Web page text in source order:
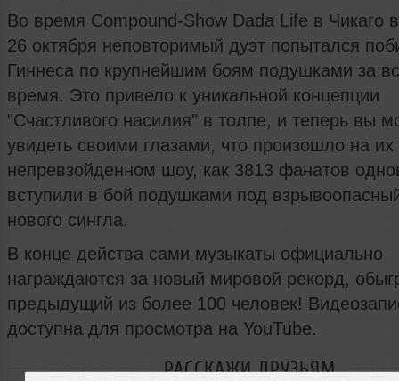
Во время Compound-Show Dada Life в Чикаго
26 октября неповторимый дуэт попытался
Гиннеса по крупнейшим боям подушками за
время. Это привело к уникальной концепции
"Счастливого насилия" в толпе, и теперь вы
увидеть своими глазами, что произошло на их
непревзойденном шоу, как 3813 фанатов
вступили в бой подушками под
нового сингла.
В конце действа сами музыкаты официально
награждаются за новый мировой рекорд,
предыдущий из более 100 человек!
доступна для просмотра на YouTube.
РАССКАЖИ ДРУЗЬЯМ